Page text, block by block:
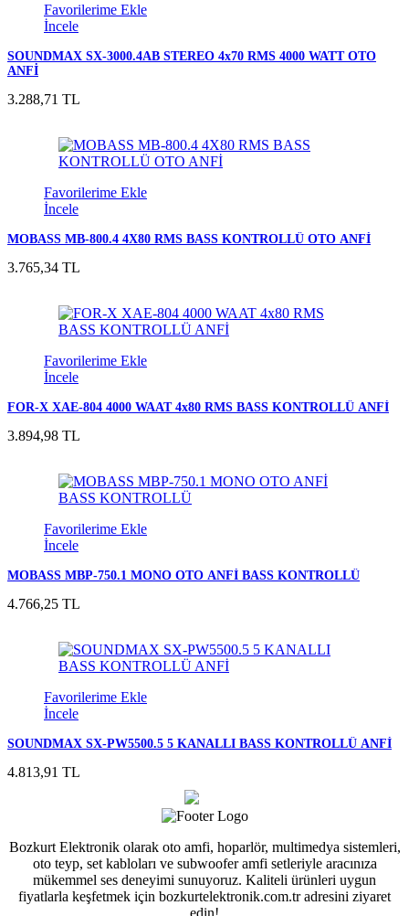
Favorilerime Ekle
İncele
SOUNDMAX SX-3000.4AB STEREO 4x70 RMS 4000 WATT OTO
ANFİ
3.288,71 TL
Favorilerime Ekle
İncele
MOBASS MB-800.4 4X80 RMS BASS KONTROLLÜ OTO ANFİ
3.765,34 TL
Favorilerime Ekle
İncele
FOR-X XAE-804 4000 WAAT 4x80 RMS BASS KONTROLLÜ ANFİ
3.894,98 TL
Favorilerime Ekle
İncele
MOBASS MBP-750.1 MONO OTO ANFİ BASS KONTROLLÜ
4.766,25 TL
Favorilerime Ekle
İncele
SOUNDMAX SX-PW5500.5 5 KANALLI BASS KONTROLLÜ ANFİ
4.813,91 TL
Bozkurt Elektronik olarak oto amfi, hoparlör, multimedya sistemleri,
oto teyp, set kabloları ve subwoofer amfi setleriyle aracınıza
mükemmel ses deneyimi sunuyoruz. Kaliteli ürünleri uygun
fiyatlarla keşfetmek için bozkurtelektronik.com.tr adresini ziyaret
edin!